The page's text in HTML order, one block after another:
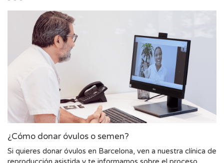
¿Cómo donar óvulos o semen?
Si quieres donar óvulos en Barcelona, ven a nuestra clínica de